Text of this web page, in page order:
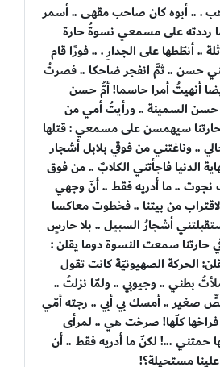
. .. أبوه كان صاحب مقهى .. أسمر
رددته على مسمعي نسوةُ حارة
.. أنطّطها على الجدارِ . .. فورًا قام
حسن .. ثمَّ انفجر ضاحكا .. فصرتُ
أنهيتُ أمرا حاسما! أمُّ حسن
حسن السمينة .. ورأيتُ أمي من
سيهمسن على مسمعي : قتلها
.. وناغتني من فوقي بلابل أشجار
الدنيا فاجأتني الكلابٌ .. من فوق
نجوت .. ما أدريه فقط .. أنّ وجهي
من بيتنا .. فخطوت معاكسا
أشجارُ السبيل .. بلا حارسٍ
حارتنا سمعت النسوة دوما يقلن :
الحركة الصهيونيّة كانت تقول
بطني .. وجيوبي .. ولمّا نزلتُ ..
صغير .. أمسك بي أبي .. رجته أمّي
كلّها! صرخت هي .. لمرأى
حمتني ...! لكنّ ما أدريه فقط .. أن
مستحيلة؟!